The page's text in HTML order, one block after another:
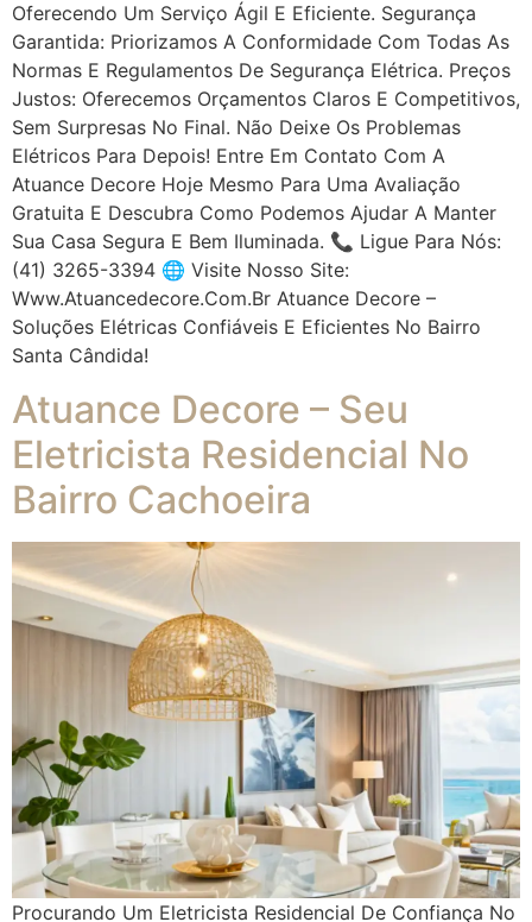
Oferecendo Um Serviço Ágil E Eficiente. Segurança
Garantida: Priorizamos A Conformidade Com Todas As
Normas E Regulamentos De Segurança Elétrica. Preços
Justos: Oferecemos Orçamentos Claros E Competitivos,
Sem Surpresas No Final. Não Deixe Os Problemas
Elétricos Para Depois! Entre Em Contato Com A
Atuance Decore Hoje Mesmo Para Uma Avaliação
Gratuita E Descubra Como Podemos Ajudar A Manter
Sua Casa Segura E Bem Iluminada. 📞 Ligue Para Nós:
(41) 3265-3394 🌐 Visite Nosso Site:
Www.atuancedecore.com.br Atuance Decore –
Soluções Elétricas Confiáveis E Eficientes No Bairro
Santa Cândida!
Atuance Decore – Seu
Eletricista Residencial No
Bairro Cachoeira
Procurando Um Eletricista Residencial De Confiança No